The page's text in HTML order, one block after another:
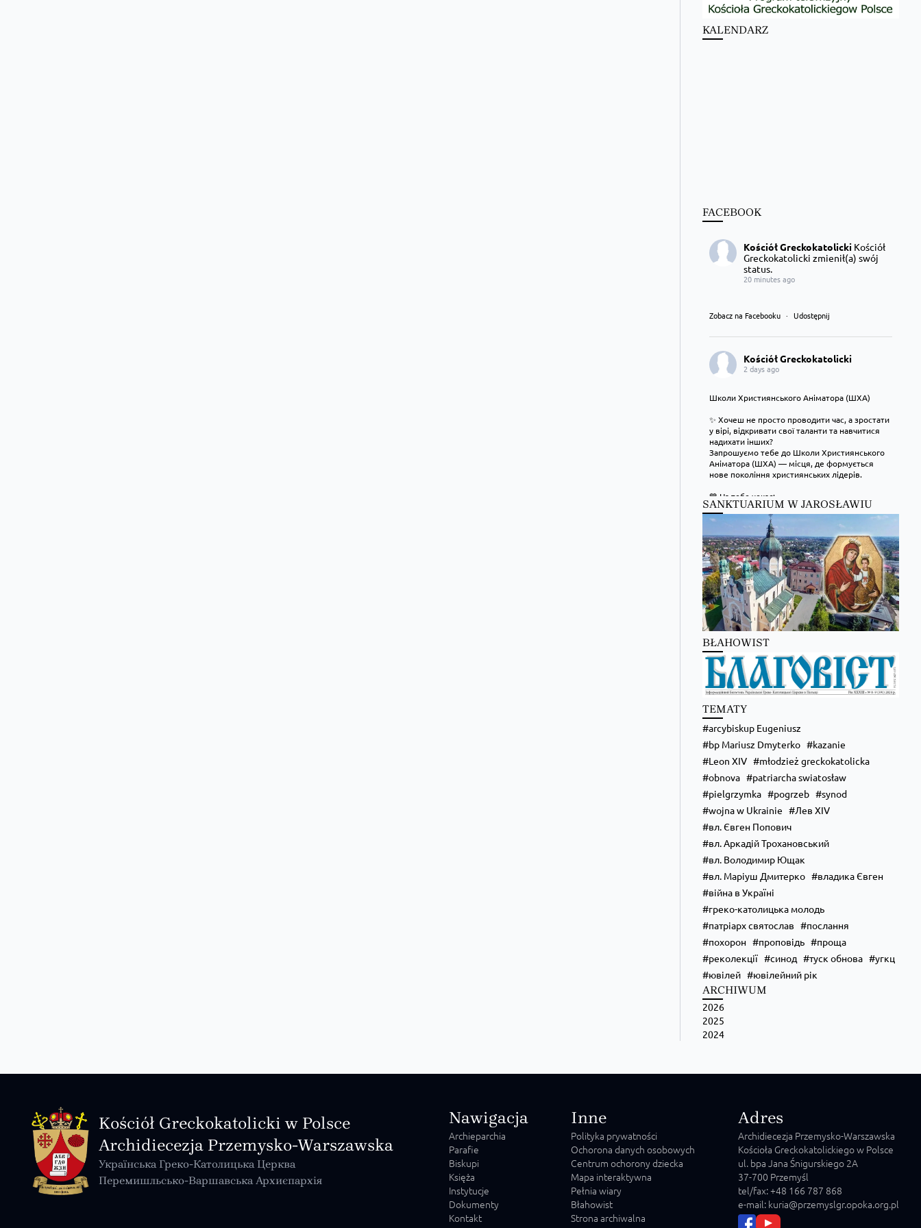
KALENDARZ
FACEBOOK
Kościół Greckokatolicki Kościół
Greckokatolicki zmienił(a) swój
status.
20 minutes ago
Zobacz na Facebooku · Udostępnij
Kościół Greckokatolicki
2 days ago
Школи Християнського Аніматора (ШХА)
✨ Хочеш не просто проводити час, а зростати
у вірі, відкривати свої таланти та навчитися
надихати інших?
Запрошуємо тебе до Школи Християнського
Аніматора (ШХА) — місця, де формується
нове покоління християнських лідерів.
💙 На тебе чекає:
• живе спілкування та нові знайомства;
• формація, яка допоможе зміцнити віру;
• практичні навички для організації зустрічей, т
...Zobacz więcej
Zobacz na Facebooku
Kościół Greckokatolicki
2 days ago
Школи Християнського Аніматора (ШХА)
✨ Хочеш не просто проводити час, а зростати
у вірі, відкривати свої таланти та навчитися
надихати інших?
Запрошуємо тебе до Школи Християнського
Аніматора (ШХА) — місця, де формується
нове покоління християнських лідерів.
Більше на сайті...
Zobacz na Facebooku · Udostępnij
SANKTUARIUM W JAROSŁAWIU
BŁAHOWIST
TEMATY
arcybiskup Eugeniusz
bp Mariusz Dmyterko
kazanie
Leon XIV
młodzież greckokatolicka
obnova
patriarcha swiatosław
pielgrzymka
pogrzeb
synod
wojna w Ukrainie
Лев XIV
вл. Євген Попович
вл. Аркадій Трохановський
вл. Володимир Ющак
вл. Маріуш Дмитерко
владика Євген
війна в Україні
греко-католицька молодь
патріарх святослав
послання
похорон
проповідь
проща
реколекції
синод туск обнова
угкц
ювілей
ювілейний рік
ARCHIWUM
2026
2025
2024
Kościół Greckokatolicki w Polsce
Archidiecezja Przemysko-Warszawska
Українська Греко-Католицька Церква
Перемишльсько-Варшавська Архиєпархія
Nawigacja
Archieparchia
Parafie
Biskupi
Księża
Instytucje
Dokumenty
Kontakt
Inne
Polityka prywatności
Ochorona danych osobowych
Centrum ochorony dziecka
Mapa interaktywna
Pełnia wiary
Błahowist
Strona archiwalna
Adres
Archidiecezja Przemysko-Warszawska
Kościoła Greckokatolickiego w Polsce
ul. bpa Jana Śnigurskiego 2A
37-700 Przemyśl
tel/fax: +48 166 787 868
e-mail: kuria@przemyslgr.opoka.org.pl